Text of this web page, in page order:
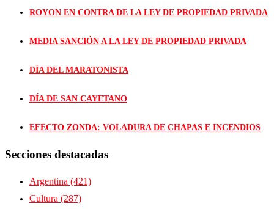
ROYON EN CONTRA DE LA LEY DE PROPIEDAD PRIVADA
MEDIA SANCIÓN A LA LEY DE PROPIEDAD PRIVADA
DÍA DEL MARATONISTA
DÍA DE SAN CAYETANO
EFECTO ZONDA: VOLADURA DE CHAPAS E INCENDIOS
Secciones destacadas
Argentina (421)
Cultura (287)